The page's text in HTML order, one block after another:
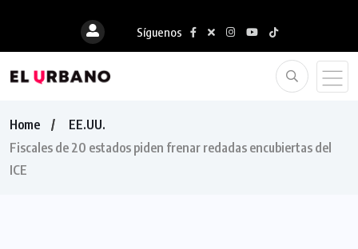
Síguenos
Home
EE.UU.
Fiscales de 20 estados piden frenar redadas encubiertas del
ICE